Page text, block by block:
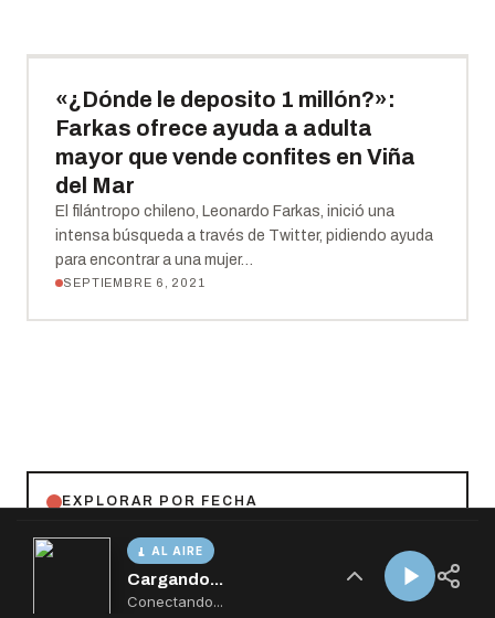
AL AIRE
Cargando...
Conectando...